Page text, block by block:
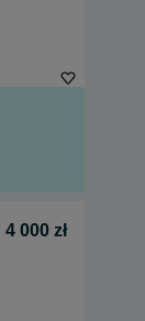
4 000 zł